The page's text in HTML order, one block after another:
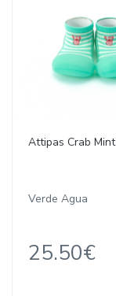
Attipas Crab Mint
Verde Agua
25.50€